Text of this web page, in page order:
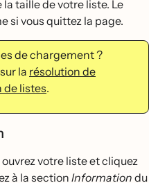
taille de votre liste. Le
si vous quittez la page.
de chargement ?
la résolution de
de listes.
votre liste et cliquez
à la section Information du